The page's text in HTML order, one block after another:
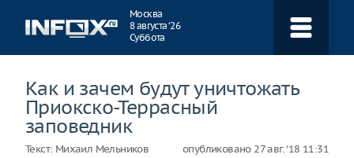
Москва
8 августа ‘26
Суббота
Как и зачем будут уничтожать
Приокско-Террасный
заповедник
Текст: Михаил Мельников опубликовано 27 авг. ‘18 11:31